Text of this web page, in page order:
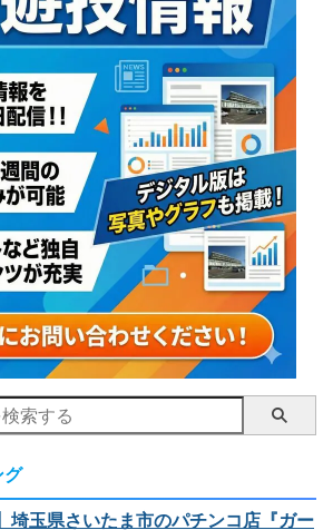
グ
埼玉県さいたま市のパチンコ店『ガー